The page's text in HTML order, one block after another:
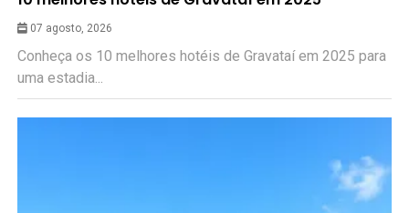
07 agosto, 2026
Conheça os 10 melhores hotéis de Gravataí em 2025 para
uma estadia...